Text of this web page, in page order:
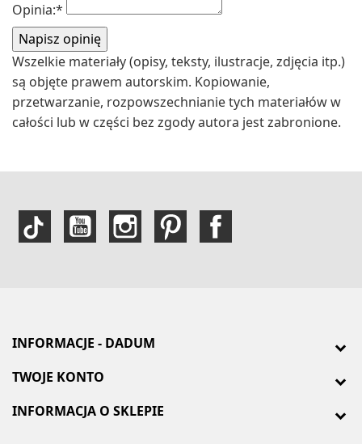
Opinia:*
Wszelkie materiały (opisy, teksty, ilustracje, zdjęcia itp.)
są objęte prawem autorskim. Kopiowanie,
przetwarzanie, rozpowszechnianie tych materiałów w
całości lub w części bez zgody autora jest zabronione.
INFORMACJE - DADUM
TWOJE KONTO
INFORMACJA O SKLEPIE